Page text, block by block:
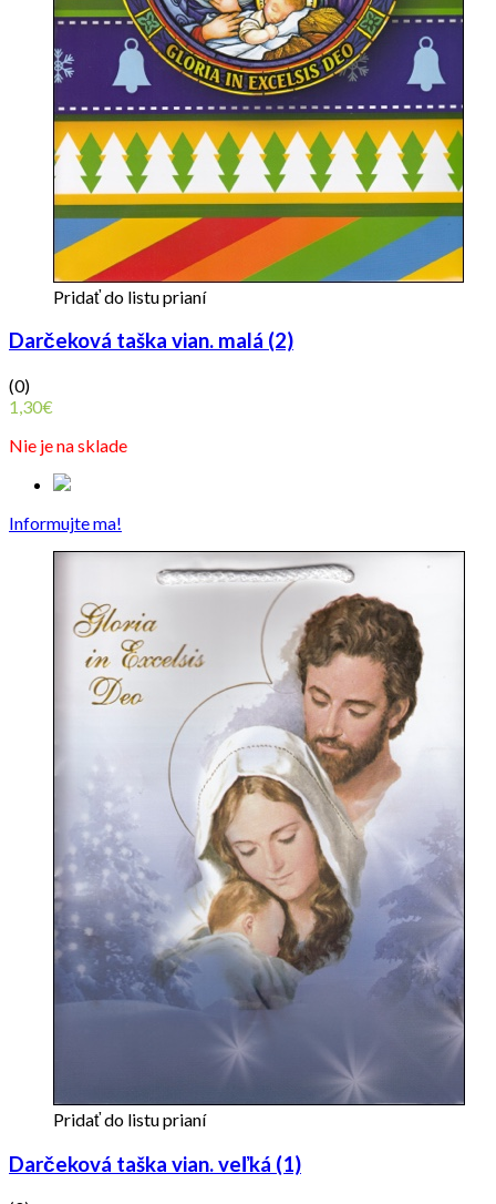
Pridať do listu prianí
Darčeková taška vian. malá (2)
(0)
1,30€
Nie je na sklade
Informujte ma!
Pridať do listu prianí
Darčeková taška vian. veľká (1)